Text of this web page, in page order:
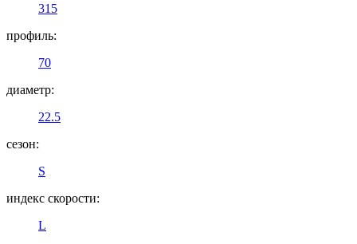
315
профиль:
70
диаметр:
22.5
сезон:
S
индекс скорости:
L